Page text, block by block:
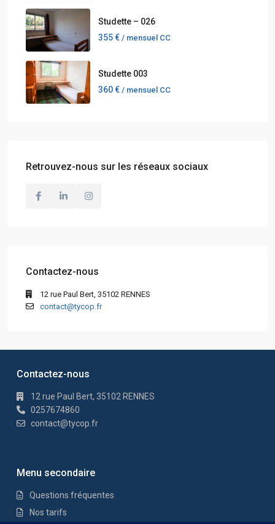
Studette – 026
355 € / mensuel CC
Studette 003
360 € / mensuel CC
Retrouvez-nous sur les réseaux sociaux
Contactez-nous
12 rue Paul Bert, 35102 RENNES
contact@tycop.fr
Contactez-nous
12 rue Paul Bert, 35102 RENNES
0257674860
contact@tycop.fr
Menu secondaire
Questions fréquentes
Nos tarifs